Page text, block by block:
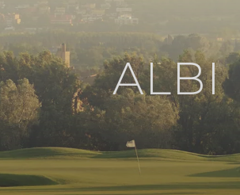
ALBI